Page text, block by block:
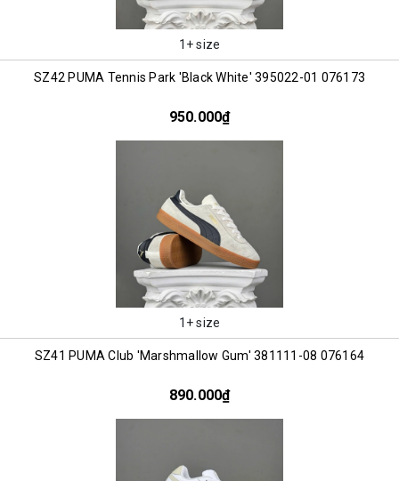
1+ size
SZ42 PUMA Tennis Park 'Black White' 395022-01 076173
950.000₫
1+ size
SZ41 PUMA Club 'Marshmallow Gum' 381111-08 076164
890.000₫